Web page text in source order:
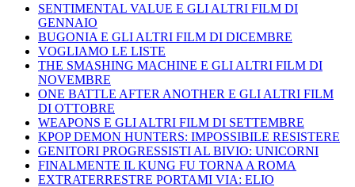
SENTIMENTAL VALUE E GLI ALTRI FILM DI
GENNAIO
BUGONIA E GLI ALTRI FILM DI DICEMBRE
VOGLIAMO LE LISTE
THE SMASHING MACHINE E GLI ALTRI FILM DI
NOVEMBRE
ONE BATTLE AFTER ANOTHER E GLI ALTRI FILM
DI OTTOBRE
WEAPONS E GLI ALTRI FILM DI SETTEMBRE
KPOP DEMON HUNTERS: IMPOSSIBILE RESISTERE
GENITORI PROGRESSISTI AL BIVIO: UNICORNI
FINALMENTE IL KUNG FU TORNA A ROMA
EXTRATERRESTRE PORTAMI VIA: ELIO